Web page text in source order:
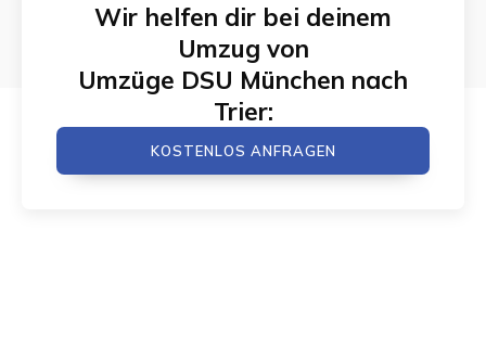
Wir helfen dir bei deinem
Umzug von
Umzüge DSU München nach
Trier:
KOSTENLOS ANFRAGEN